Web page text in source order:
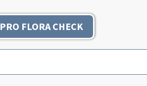
PRO FLORA CHECK